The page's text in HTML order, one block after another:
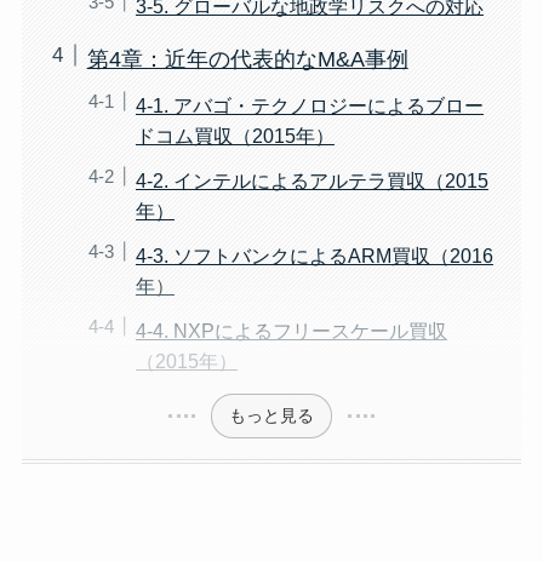
3-5. グローバルな地政学リスクへの対応
第4章：近年の代表的なM&A事例
4-1. アバゴ・テクノロジーによるブロー
ドコム買収（2015年）
4-2. インテルによるアルテラ買収（2015
年）
4-3. ソフトバンクによるARM買収（2016
年）
4-4. NXPによるフリースケール買収
（2015年）
もっと見る